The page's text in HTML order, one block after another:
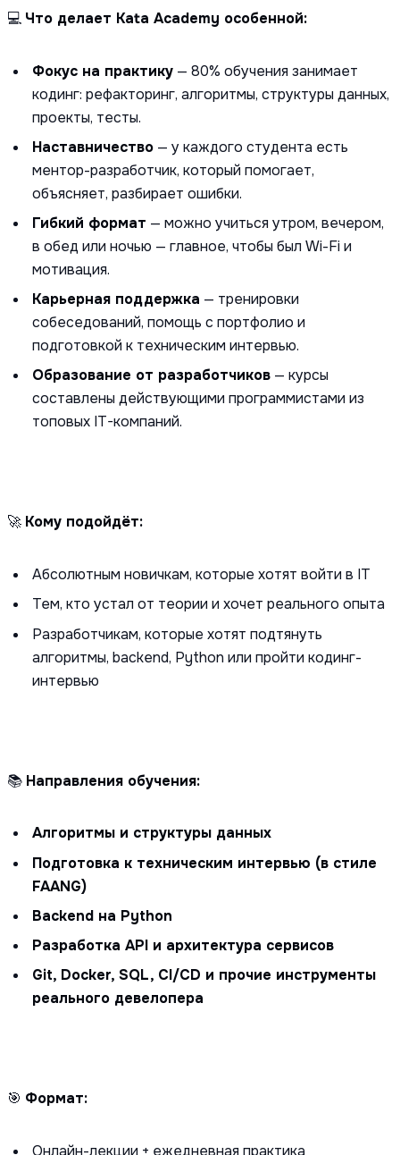
💻 Что делает Kata Academy особенной:
Фокус на практику — 80% обучения занимает
кодинг: рефакторинг, алгоритмы, структуры данных,
проекты, тесты.
Наставничество — у каждого студента есть
ментор-разработчик, который помогает,
объясняет, разбирает ошибки.
Гибкий формат — можно учиться утром, вечером,
в обед или ночью — главное, чтобы был Wi-Fi и
мотивация.
Карьерная поддержка — тренировки
собеседований, помощь с портфолио и
подготовкой к техническим интервью.
Образование от разработчиков — курсы
составлены действующими программистами из
топовых IT-компаний.
🚀 Кому подойдёт:
Абсолютным новичкам, которые хотят войти в IT
Тем, кто устал от теории и хочет реального опыта
Разработчикам, которые хотят подтянуть
алгоритмы, backend, Python или пройти кодинг-
интервью
📚 Направления обучения:
Алгоритмы и структуры данных
Подготовка к техническим интервью (в стиле
FAANG)
Backend на Python
Разработка API и архитектура сервисов
Git, Docker, SQL, CI/CD и прочие инструменты
реального девелопера
🎯 Формат:
Онлайн-лекции + ежедневная практика